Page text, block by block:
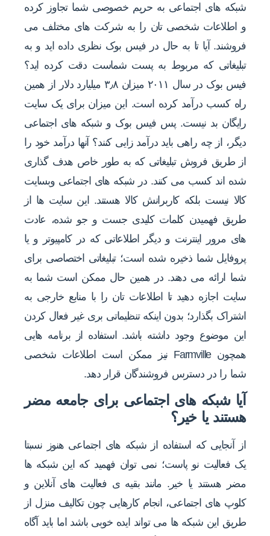
شبکه های اجتماعی به حریم خصوصی شما تجاوز کرده
و اطلاعات شخصی تان را به شرکت های مختلف می
فروشند. آیا تا به حال در فیس بوک نظری داده اید و به
تبلیغاتی که مربوط به پست شماست دقت کرده اید؟
فیس بوک در سال ۲۰۱۱ میزان ۳٫۸ میلیارد دلار از همین
راه کسب درآمد کرده است. این میزان برای یک سایت
رایگان بد نیست. پس فیس بوک و شبکه های اجتماعی
دیگر، از چه راهی باید درآمد زایی کنند؟ آنها درآمد خود را
از طریق فروش تبلیغاتی که به طور خاص هدف گذاری
شده اند کسب می کنند. در شبکه های اجتماعی وبسایت
کالا نیست بلکه کاربرانش کالا هستند. این سایت ها از
طریق فهمیدن کلمات کلیدی جست و جو شده، عادت
های مرور اینترنت و دیگر اطلاعاتی که در کامپیوتر و یا
پروفایل شما ذخیره شده است؛ تبلیغاتی اختصاصی برای
شما ارائه می دهند. در همین حال ممکن است شما به
سایت اجازه دهید تا اطلاعات تان را با منابع خارجی به
اشتراک بگذارد؛ بدون اینکه تنظیماتی بری غیر فعال کردن
این موضوع وجود داشته باشد. استفاده از برنامه هایی
همچون Farmville نیز ممکن است اطلاعات شخصی
شما را در دسترس فروشندگان قرار دهد.
آیا شبکه های اجتماعی برای جامعه مضر
هستند یا خیر؟
از آنجایی که استفاده از شبکه های اجتماعی هنوز نسبتا
یک فعالیت نو پاست؛ نمی توان فهمید که این شبکه ها
مضر هستند یا خیر. مانند بقیه ی فعالیت های آنلاین و
کلوپ های اجتماعی، انجام کارهایی چون تکالیف منزل از
طریق این شبکه ها می تواند ایده خوبی باشد اما باید آگاه